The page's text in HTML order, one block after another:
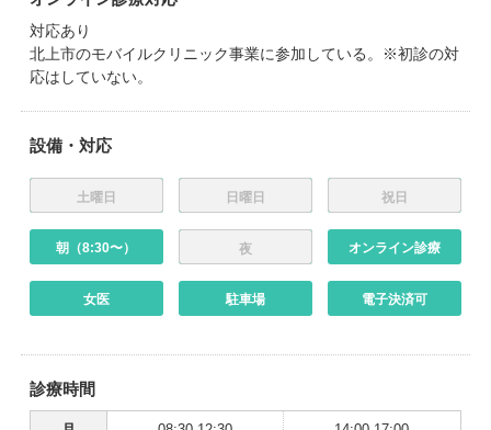
対応あり
北上市のモバイルクリニック事業に参加している。※初診の対
応はしていない。
設備・対応
土曜日 日曜日 祝日
朝（8:30〜） 夜 オンライン診療
女医 駐車場 電子決済可
診療時間